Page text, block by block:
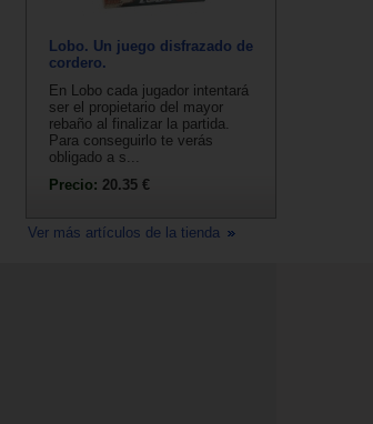
Lobo. Un juego disfrazado de
cordero.
En Lobo cada jugador intentará
ser el propietario del mayor
rebaño al finalizar la partida.
Para conseguirlo te verás
obligado a s...
Precio: 20.35 €
Ver más artículos de la tienda